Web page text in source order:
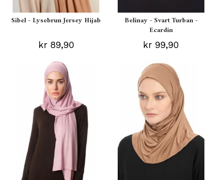
Sibel - Lysebrun Jersey Hijab
kr 89,90
Belinay - Svart Turban -
Ecardin
kr 99,90